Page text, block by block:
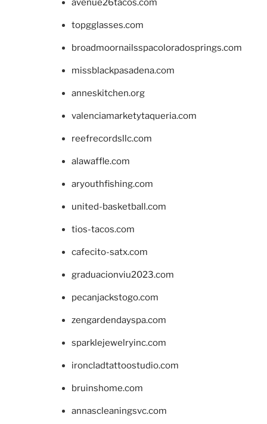
avenue26tacos.com
topgglasses.com
broadmoornailsspacoloradosprings.com
missblackpasadena.com
anneskitchen.org
valenciamarketytaqueria.com
reefrecordsllc.com
alawaffle.com
aryouthfishing.com
united-basketball.com
tios-tacos.com
cafecito-satx.com
graduacionviu2023.com
pecanjackstogo.com
zengardendayspa.com
sparklejewelryinc.com
ironcladtattoostudio.com
bruinshome.com
annascleaningsvc.com